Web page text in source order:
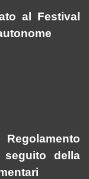
al Festival
della